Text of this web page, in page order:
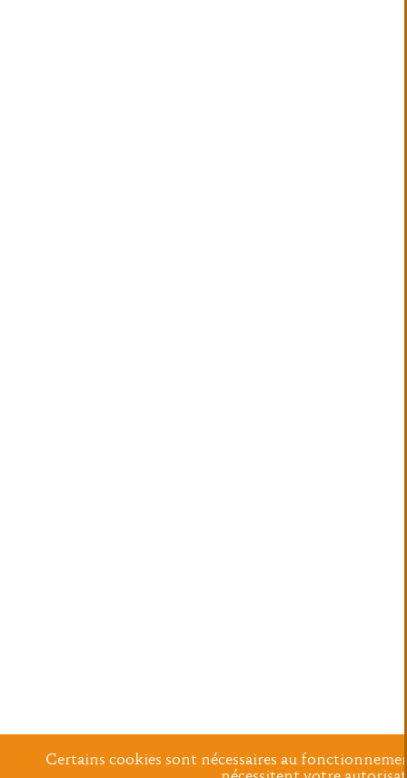
Certains cookies sont nécessaires au